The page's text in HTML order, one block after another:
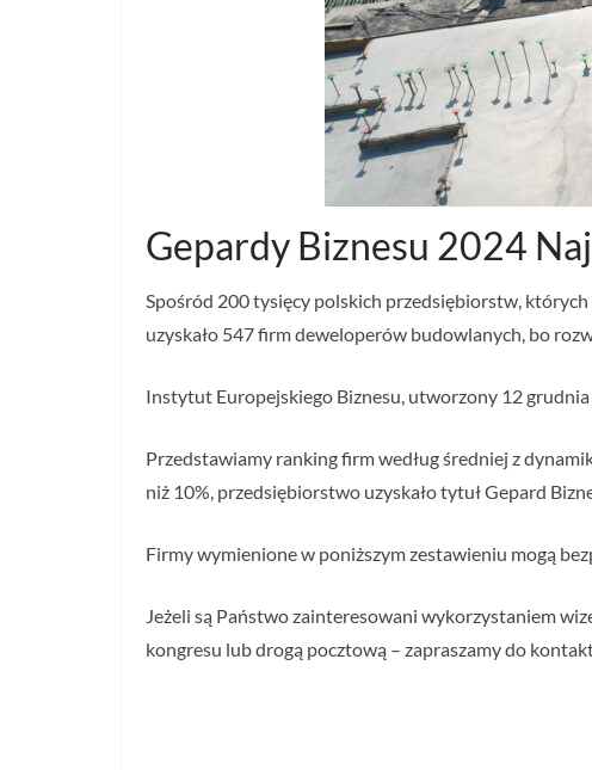
Gepardy Biznesu 2024
Spośród 200 tysięcy polskich przedsiębiorstw,
uzyskało 547 firm deweloperów budowlanych, bo
Instytut Europejskiego Biznesu, utworzony 12
Przedstawiamy ranking firm według średniej z
niż 10%, przedsiębiorstwo uzyskało tytuł Gepard
Firmy wymienione w poniższym zestawieniu mogą
Jeżeli są Państwo zainteresowani wykorzystaniem
kongresu lub drogą pocztową – zapraszamy do